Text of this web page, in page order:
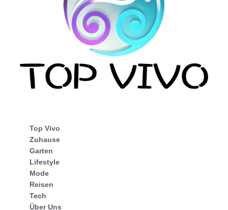
Top Vivo
Zuhause
Garten
Lifestyle
Mode
Reisen
Tech
Über Uns